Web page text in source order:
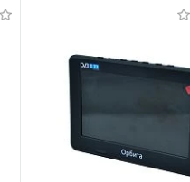
Купить в 1 клик К
В избранное В